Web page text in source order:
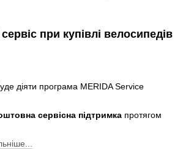
при купівлі велосипедів
діяти програма MERIDA Service
сервісна підтримка протягом